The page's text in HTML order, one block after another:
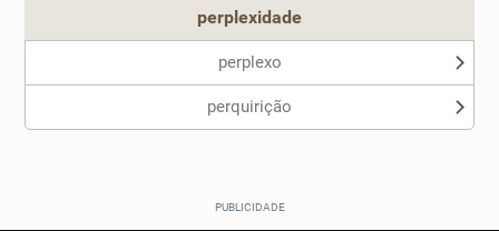
perplexidade
perplexo
perquirição